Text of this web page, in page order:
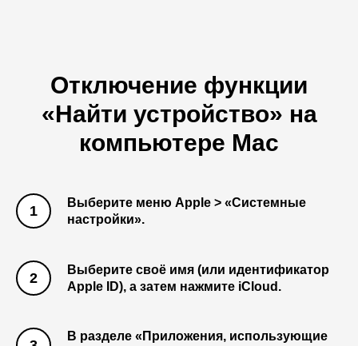
Отключение функции
«Найти устройство» на
компьютере Mac
Выберите меню Apple > «Системные
настройки».
Выберите своё имя (или идентификатор
Apple ID), а затем нажмите iCloud.
В разделе «Приложения, использующие